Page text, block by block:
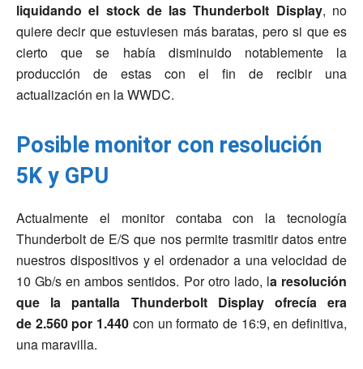
liquidando el stock de las Thunderbolt Display, no
quiere decir que estuviesen más baratas, pero si que es
cierto que se había disminuido notablemente la
producción de estas con el fin de recibir una
actualización en la WWDC.
Posible monitor con resolución
5K y GPU
Actualmente el monitor contaba con la tecnología
Thunderbolt de E/S que nos permite trasmitir datos entre
nuestros dispositivos y el ordenador a una velocidad de
10 Gb/s en ambos sentidos. Por otro lado, la resolución
que la pantalla Thunderbolt Display ofrecía era
de 2.560 por 1.440 con un formato de 16:9, en definitiva,
una maravilla.